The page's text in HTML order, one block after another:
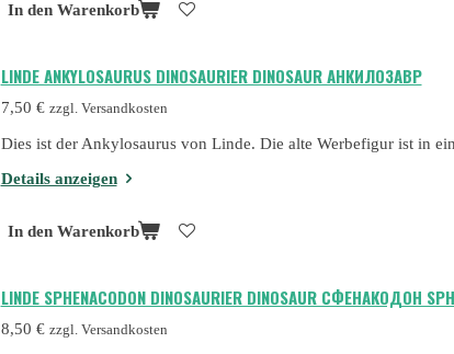
In den Warenkorb
LINDE ANKYLOSAURUS DINOSAURIER DINOSAUR АНКИЛОЗАВР
7,50 € zzgl. Versandkosten
Dies ist der Ankylosaurus von Linde. Die alte Werbefigur ist in
Details anzeigen
In den Warenkorb
LINDE SPHENACODON DINOSAURIER DINOSAUR СФЕНАКОДОН
8,50 € zzgl. Versandkosten